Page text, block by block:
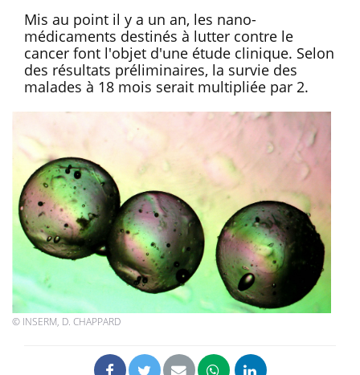
Mis au point il y a un an, les nano-
médicaments destinés à lutter contre le
cancer font l'objet d'une étude clinique. Selon
des résultats préliminaires, la survie des
malades à 18 mois serait multipliée par 2.
© INSERM, D. CHAPPARD